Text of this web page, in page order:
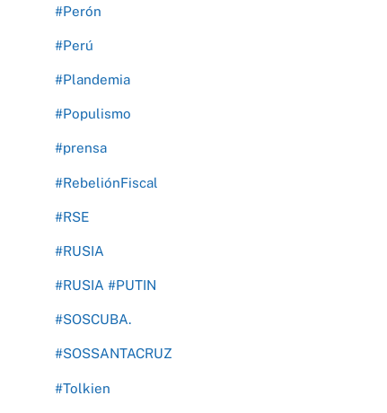
#Perón
#Perú
#Plandemia
#Populismo
#prensa
#RebeliónFiscal
#RSE
#RUSIA
#RUSIA #PUTIN
#SOSCUBA.
#SOSSANTACRUZ
#Tolkien